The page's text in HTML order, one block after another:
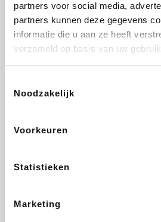
partners voor social media,
partners kunnen deze gegevens
informatie die u aan ze heeft
verzameld op basis van uw
Noodzakelijk
Voorkeuren
Statistieken
Marketing
Sarenza Interhome
Ekoi